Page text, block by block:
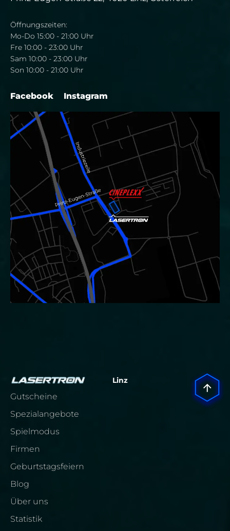
Öffnungszeiten:
Mo-Do 15:00 - 21:00 Uhr
Fre 10:00 - 23:00 Uhr
Sam 10:00 - 23:00 Uhr
Son 10:00 - 21:00 Uhr
Facebook Instagram
Linz
Gutscheine
Spezialangebote
Spielmodus
Firmen
Geburtstagsfeiern
Blog
Über uns
Statistik